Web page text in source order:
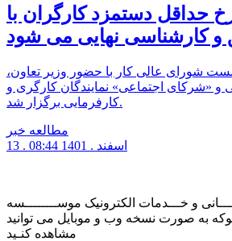
حداقل دستمزد کارگران با
و کارشناسی نهایی می‌ شود
شورای عالی کار با حضور وزیر تعاون،
و «شرکای اجتماعی» نمایندگان کارگری و
کارفرمایی برگزار شد.
مطالعه خبر
13 . اسفند . 1401
08:44
و خـــدمات الکترونیک موســــــــسه
به صورت نسخه وب و موبایل می توانید
مشاهده کنـید